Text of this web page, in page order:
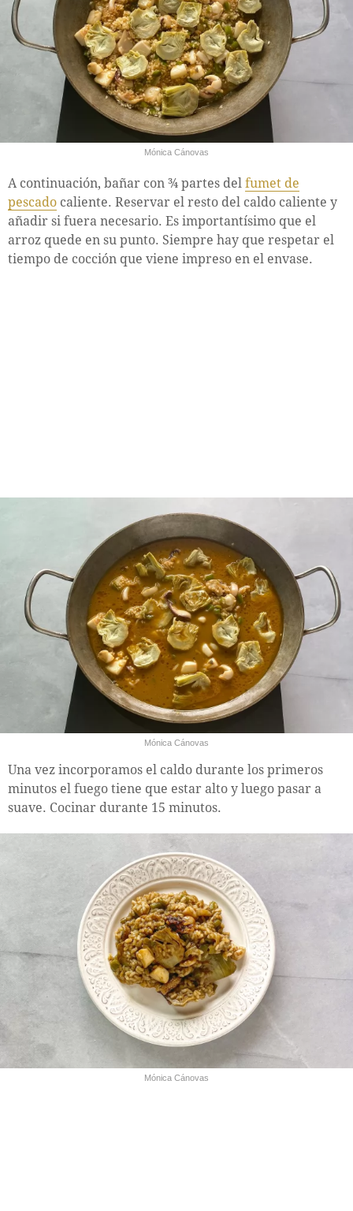
Mónica Cánovas
A continuación, bañar con ¾ partes del fumet de
pescado caliente. Reservar el resto del caldo caliente y
añadir si fuera necesario. Es importantísimo que el
arroz quede en su punto. Siempre hay que respetar el
tiempo de cocción que viene impreso en el envase.
Mónica Cánovas
Una vez incorporamos el caldo durante los primeros
minutos el fuego tiene que estar alto y luego pasar a
suave. Cocinar durante 15 minutos.
Mónica Cánovas